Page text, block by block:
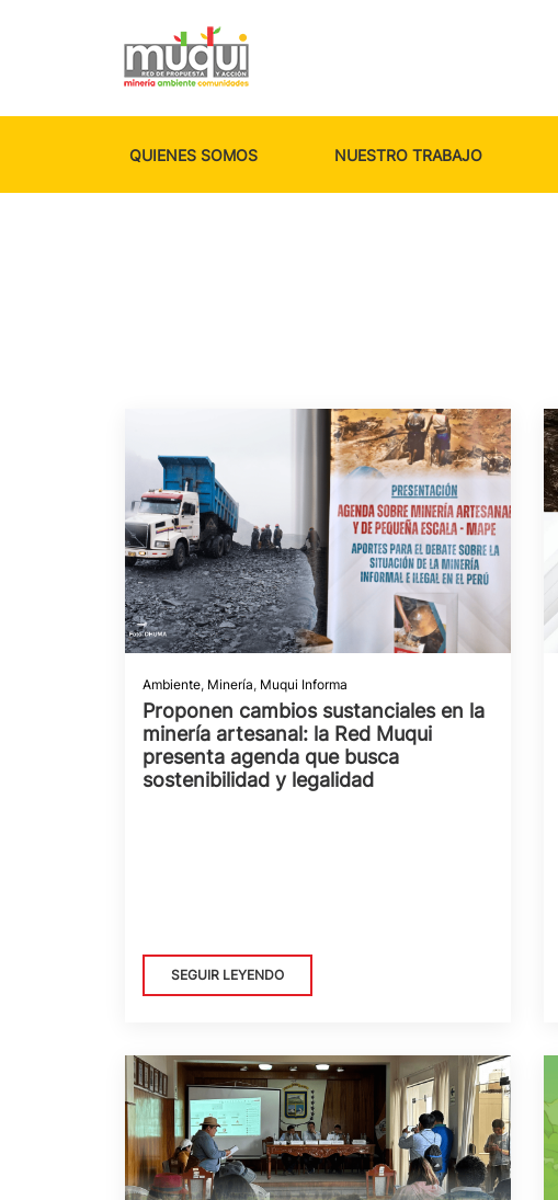
QUIENES SOMOS NUESTRO TRABAJO
Ambiente, Minería, Muqui Informa
Proponen cambios sustanciales en la
minería artesanal: la Red Muqui
presenta agenda que busca
sostenibilidad y legalidad
SEGUIR LEYENDO